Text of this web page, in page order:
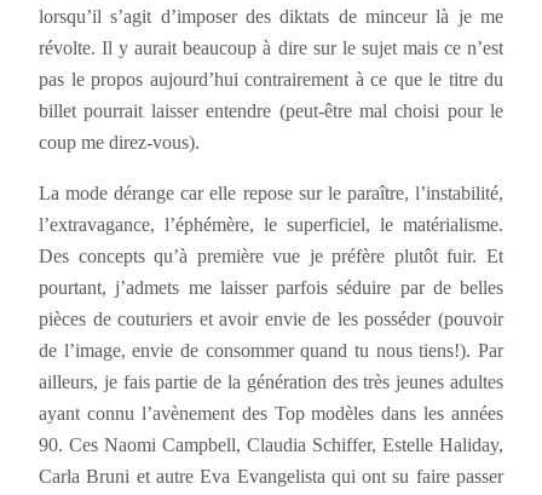
lorsqu’il s’agit d’imposer des diktats de minceur là je me
révolte. Il y aurait beaucoup à dire sur le sujet mais ce n’est
pas le propos aujourd’hui contrairement à ce que le titre du
billet pourrait laisser entendre (peut-être mal choisi pour le
coup me direz-vous).
La mode dérange car elle repose sur le paraître, l’instabilité,
l’extravagance, l’éphémère, le superficiel, le matérialisme.
Des concepts qu’à première vue je préfère plutôt fuir. Et
pourtant, j’admets me laisser parfois séduire par de belles
pièces de couturiers et avoir envie de les posséder (pouvoir
de l’image, envie de consommer quand tu nous tiens!). Par
ailleurs, je fais partie de la génération des très jeunes adultes
ayant connu l’avènement des Top modèles dans les années
90. Ces Naomi Campbell, Claudia Schiffer, Estelle Haliday,
Carla Bruni et autre Eva Evangelista qui ont su faire passer